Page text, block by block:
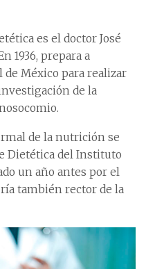
es el doctor José
1936, prepara a
México para realizar
de la
de la nutrición se
Dietética del Instituto
un año antes por el
también rector de la